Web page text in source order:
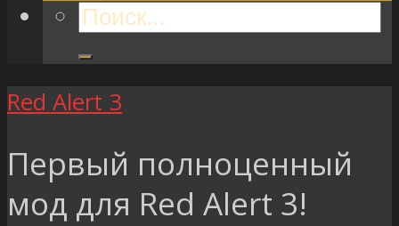
Red Alert 3
Первый полноценный
мод для Red Alert 3!